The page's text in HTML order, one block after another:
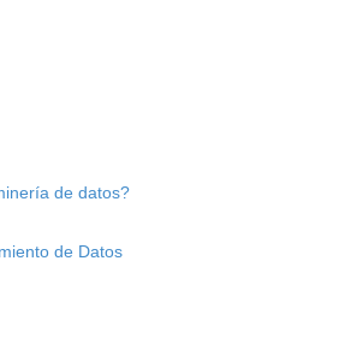
de datos?
de Datos